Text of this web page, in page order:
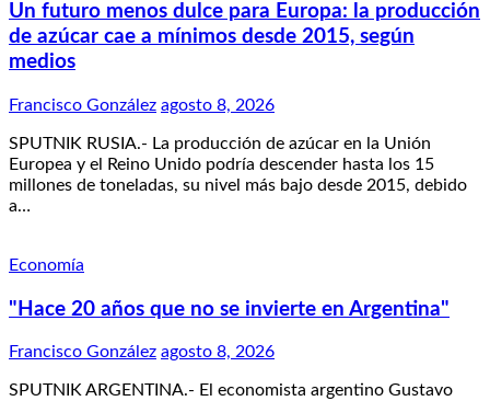
Un futuro menos dulce para Europa: la producción
de azúcar cae a mínimos desde 2015, según
medios
Francisco González agosto 8, 2026
SPUTNIK RUSIA.- La producción de azúcar en la Unión
Europea y el Reino Unido podría descender hasta los 15
millones de toneladas, su nivel más bajo desde 2015, debido
a…
Economía
"Hace 20 años que no se invierte en Argentina"
Francisco González agosto 8, 2026
SPUTNIK ARGENTINA.- El economista argentino Gustavo